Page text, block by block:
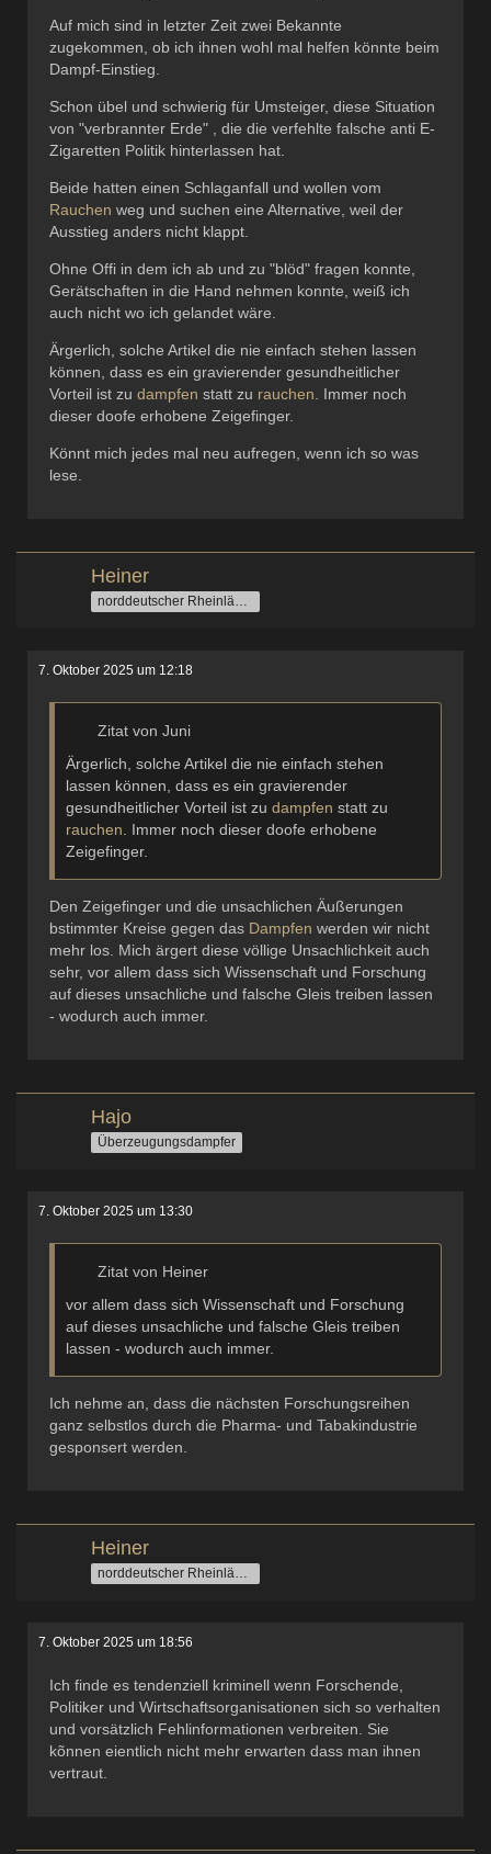
Auf mich sind in letzter Zeit zwei Bekannte
zugekommen, ob ich ihnen wohl mal helfen könnte beim
Dampf-Einstieg.
Schon übel und schwierig für Umsteiger, diese Situation
von "verbrannter Erde" , die die verfehlte falsche anti E-
Zigaretten Politik hinterlassen hat.
Beide hatten einen Schlaganfall und wollen vom
Rauchen weg und suchen eine Alternative, weil der
Ausstieg anders nicht klappt.
Ohne Offi in dem ich ab und zu "blöd" fragen konnte,
Gerätschaften in die Hand nehmen konnte, weiß ich
auch nicht wo ich gelandet wäre.
Ärgerlich, solche Artikel die nie einfach stehen lassen
können, dass es ein gravierender gesundheitlicher
Vorteil ist zu dampfen statt zu rauchen . Immer noch
dieser doofe erhobene Zeigefinger.
Könnt mich jedes mal neu aufregen, wenn ich so was
lese.
Heiner
7. Oktober 2025 um 12:18
Zitat von Juni
Ärgerlich, solche Artikel die nie einfach stehen
lassen können, dass es ein gravierender
gesundheitlicher Vorteil ist zu dampfen statt zu
rauchen . Immer noch dieser doofe erhobene
Zeigefinger.
Den Zeigefinger und die unsachlichen Äußerungen
bstimmter Kreise gegen das Dampfen werden wir nicht
mehr los. Mich ärgert diese völlige Unsachlichkeit auch
sehr, vor allem dass sich Wissenschaft und Forschung
auf dieses unsachliche und falsche Gleis treiben lassen
- wodurch auch immer.
Hajo
Überzeugungsdampfer
7. Oktober 2025 um 13:30
Zitat von Heiner
vor allem dass sich Wissenschaft und Forschung
auf dieses unsachliche und falsche Gleis treiben
lassen - wodurch auch immer.
Ich nehme an, dass die nächsten Forschungsreihen
ganz selbstlos durch die Pharma- und Tabakindustrie
gesponsert werden.
Heiner
7. Oktober 2025 um 18:56
Ich finde es tendenziell kriminell wenn Forschende,
Politiker und Wirtschaftsorganisationen sich so verhalten
und vorsätzlich Fehlinformationen verbreiten. Sie
kõnnen eientlich nicht mehr erwarten dass man ihnen
vertraut.